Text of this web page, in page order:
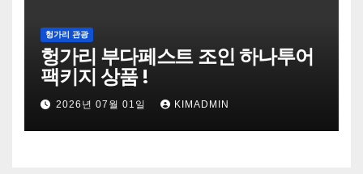
헝가리 관광
헝가리 부다페스트 조인 하나투어
팩키지 상품 !
2026년 07월 01일 KIMADMIN